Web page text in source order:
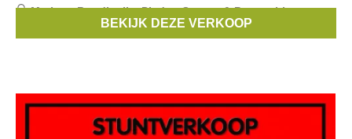
Merken:Rondinella,Piedro,Stones & Bones,hip,
BEKIJK DEZE VERKOOP